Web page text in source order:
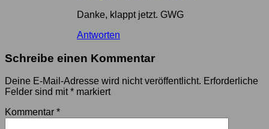
Danke, klappt jetzt. GWG
Antworten
Schreibe einen Kommentar
Deine E-Mail-Adresse wird nicht veröffentlicht. Erforderliche
Felder sind mit* markiert
Kommentar *